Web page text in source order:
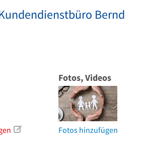
Bernd
Fotos, Videos
Fotos hinzufügen